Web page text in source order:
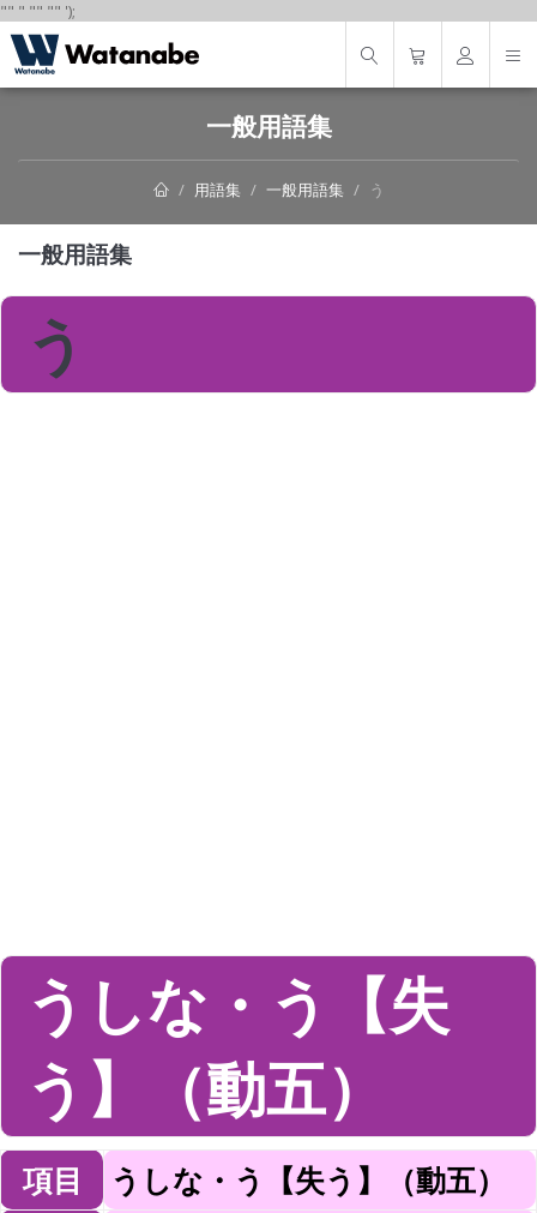
"" " "" "" ');
一般用語集
用語集 一般用語集 う
一般用語集
う
うしな・う【失
う】（動五）
項目 うしな・う【失う】（動五）